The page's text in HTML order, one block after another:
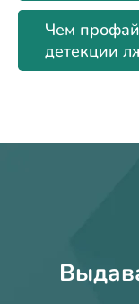
Чем
детекции